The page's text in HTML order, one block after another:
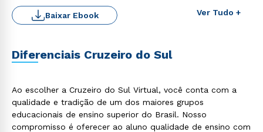
Ver Tudo +
Baixar Ebook
Diferenciais Cruzeiro do Sul
Ao escolher a Cruzeiro do Sul Virtual, você conta com a
qualidade e tradição de um dos maiores grupos
educacionais de ensino superior do Brasil. Nosso
compromisso é oferecer ao aluno qualidade de ensino com